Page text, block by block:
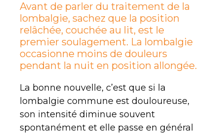
Avant de parler du traitement de la
lombalgie, sachez que la position
relâchée, couchée au lit, est le
premier soulagement. La lombalgie
occasionne moins de douleurs
pendant la nuit en position allongée.
La bonne nouvelle, c’est que si la
lombalgie commune est douloureuse,
son intensité diminue souvent
spontanément et elle passe en général